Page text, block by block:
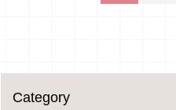
Category